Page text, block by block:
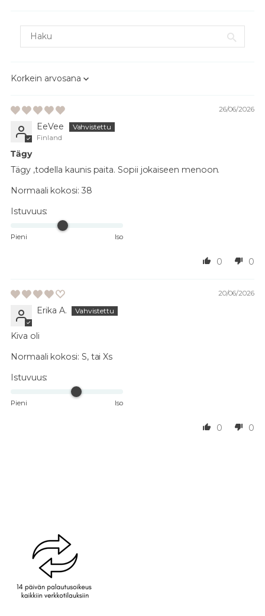
Sort by
26/06/2026
EeVee
Finland
Tägy
Tägy ,todella kaunis paita. Sopii jokaiseen menoon.
Normaali kokosi: 38
Istuvuus:
Pieni Iso
0 0
20/06/2026
Erika A.
Kiva oli
Normaali kokosi: S, tai Xs
Istuvuus:
Pieni Iso
0 0